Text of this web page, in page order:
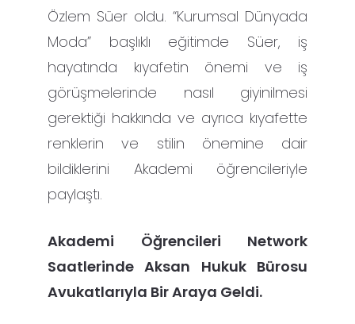
Özlem Süer oldu. “Kurumsal Dünyada
Moda” başlıklı eğitimde Süer, iş
hayatında kıyafetin önemi ve iş
görüşmelerinde nasıl giyinilmesi
gerektiği hakkında ve ayrıca kıyafette
renklerin ve stilin önemine dair
bildiklerini Akademi öğrencileriyle
paylaştı.
Akademi Öğrencileri Network
Saatlerinde Aksan Hukuk Bürosu
Avukatlarıyla Bir Araya Geldi.